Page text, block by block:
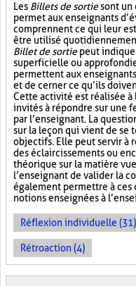
Les Billets de sortiesont un
permet aux enseignants
comprennent ce qui leur
être utilisé
Billet de sortiepeut
superficielle ou
permettent aux
et de cerner ce qu’ils
Cette activité est réalisée à
invités à répondre sur une
par l’enseignant. La
sur la leçon qui vient de se
objectifs. Elle peut servir à
des éclaircissements ou
théorique sur la matière
l’enseignant de valider la
également permettre à ces
notions enseignées à
Réflexion individuelle (31)
Rétroaction (4)